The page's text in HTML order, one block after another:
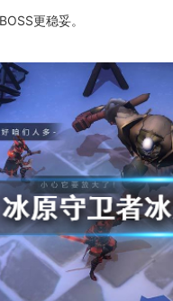
更稳妥。